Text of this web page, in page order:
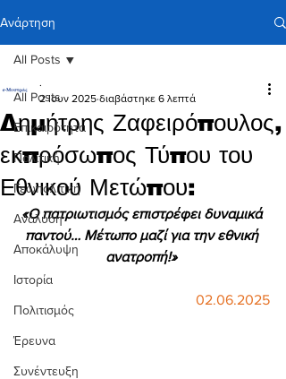
Ανάρτηση
All Posts
Επικαιρότητα
Πολιτική
Γεωπολιτική
Ανάλυση
Αποκάλυψη
Ιστορία
Πολιτισμός
Έρευνα
Συνέντευξη
All Posts
Δημήτρης Ζαφειρόπουλος,
εκπρόσωπος Τύπου του
Εθνικού Μετώπου:
.
2 Ιουν 2025 διαβάστηκε 6 λεπτά
«Ο πατριωτισμός επιστρέφει δυναμικά
παντού… Μέτωπο μαζί για την εθνική
ανατροπή!»
02.06.2025